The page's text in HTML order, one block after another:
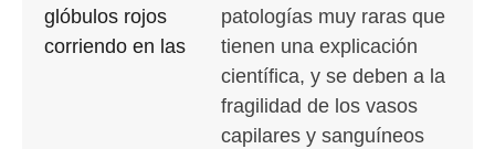
patologías muy raras que
tienen una explicación
científica, y se deben a la
fragilidad de los vasos
capilares y sanguíneos